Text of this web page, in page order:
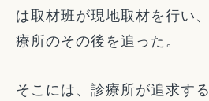
は取材班が現地取材を行い
療所のその後を追った。
そこには、診療所が追求す